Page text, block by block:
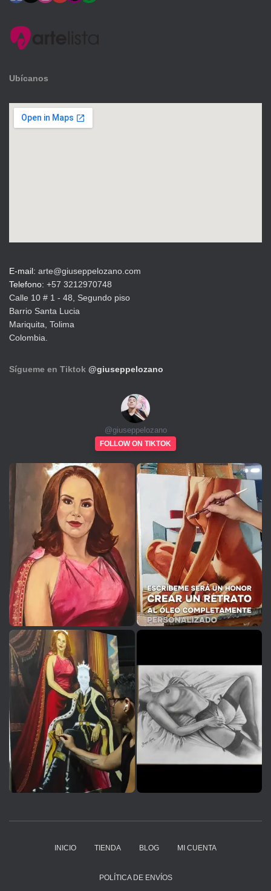
Ubícanos
E-mail: arte@giuseppelozano.com
Telefono: +57 3212970748
Calle 10 # 1 - 48, Segundo piso
Barrio Santa Lucia
Mariquita, Tolima
Colombia.
Sígueme en Tiktok @giuseppelozano
@giuseppelozano
FOLLOW ON TIKTOK
INICIO TIENDA BLOG MI CUENTA
POLÍTICA DE ENVÍOS